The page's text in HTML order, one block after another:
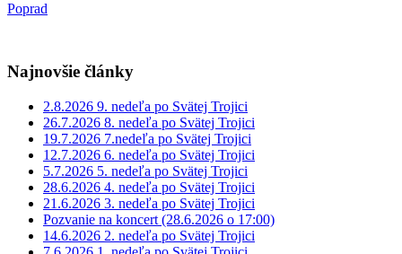
Poprad
Najnovšie články
2.8.2026 9. nedeľa po Svätej Trojici
26.7.2026 8. nedeľa po Svätej Trojici
19.7.2026 7.nedeľa po Svätej Trojici
12.7.2026 6. nedeľa po Svätej Trojici
5.7.2026 5. nedeľa po Svätej Trojici
28.6.2026 4. nedeľa po Svätej Trojici
21.6.2026 3. nedeľa po Svätej Trojici
Pozvanie na koncert (28.6.2026 o 17:00)
14.6.2026 2. nedeľa po Svätej Trojici